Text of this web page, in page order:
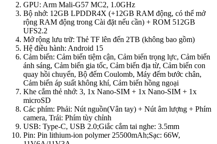
GPU: Arm Mali-G57 MC2, 1.0GHz
Bộ nhớ: 12GB LPDDR4X (+12GB RAM động, có thể mở
rộng RAM động trong Cài đặt nếu cần) + ROM 512GB
UFS2.2
Mở rộng lưu trữ: Thẻ TF lên đến 2TB (không bao gồm)
Hệ điều hành: Android 15
Cảm biến: Cảm biến tiệm cận, Cảm biến trọng lực, Cảm biến
ánh sáng, Cảm biến gia tốc, Cảm biến địa từ, Cảm biến con
quay hồi chuyển, Bộ đếm Coulomb, Máy đếm bước chân,
Cảm biến áp suất không khí, Cảm biến hồng ngoại
Khe cắm thẻ nhớ: 3, 1x Nano-SIM + 1x Nano-SIM + 1x
microSD
Các phím: Phải: Nút nguồn(Vân tay) + Nút âm lượng + Phím
camera, Trái: Phím tùy chỉnh
USB: Type-C, USB 2.0;Giắc cắm tai nghe: 3.5mm
Pin: Pin lithium-ion polymer 25500mAh;Sạc: 66W,